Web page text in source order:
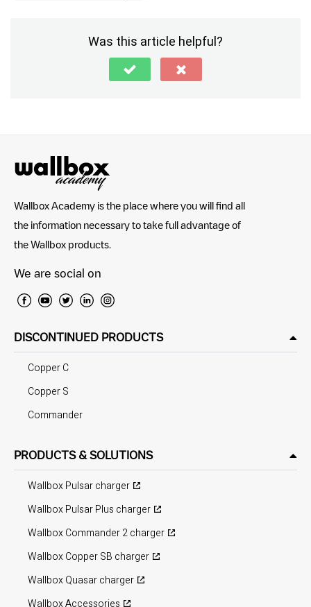
Was this article helpful?
Wallbox Academy is the place where you will find all
the information necessary to take full advantage of
the Wallbox products.
We are social on
DISCONTINUED PRODUCTS
Copper C
Copper S
Commander
PRODUCTS & SOLUTIONS
Wallbox Pulsar charger
Wallbox Pulsar Plus charger
Wallbox Commander 2 charger
Wallbox Copper SB charger
Wallbox Quasar charger
Wallbox Accessories